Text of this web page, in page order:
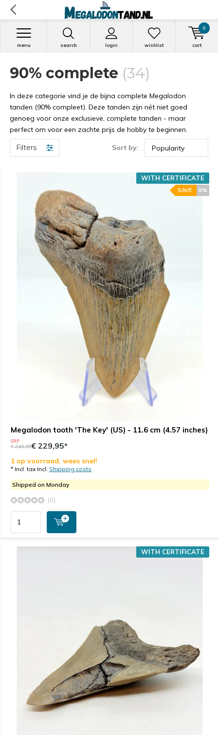
search login
menu wishlist cart
0
90% complete (34)
In deze categorie vind je de bijna complete Megalodon
tanden (90% compleet). Deze tanden zijn nét niet goed
genoeg voor onze exclusieve, complete tanden - maar
perfect om voor een zachte prijs de hobby te beginnen.
Filters Sort by:
Megalodon tooth 'The Key' (US) - 11.6 cm (4.57 inches)
WITH CERTIFICATE
8%
SAVE
SRP
€ 249,95€ 229,95*
1 op voorraad, wees snel!
* Incl. tax Incl. Shipping costs
Shipped on Monday
(0)
WITH CERTIFICATE